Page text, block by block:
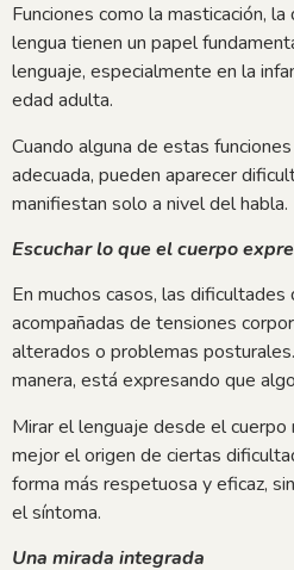
Funciones como la masticación,
lengua tienen un papel
lenguaje, especialmente en la
edad adulta.
Cuando alguna de estas
adecuada, pueden aparecer
manifiestan solo a nivel del habla.
Escuchar lo que el cuerpo
En muchos casos, las dificultades
acompañadas de tensiones
alterados o problemas
manera, está expresando que
Mirar el lenguaje desde el
mejor el origen de ciertas
forma más respetuosa y eficaz,
el síntoma.
Una mirada integrada